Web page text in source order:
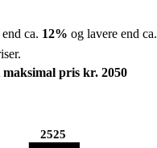
ca. 12% og lavere end ca.
pris kr. 2050
2525